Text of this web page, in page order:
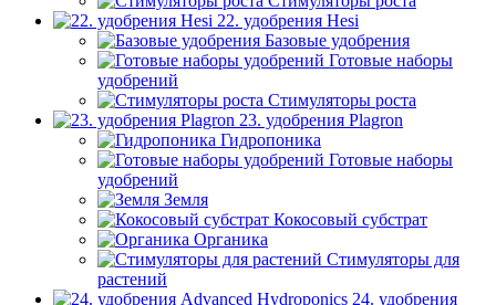
22. удобрения Hesi
Базовые удобрения
Готовые наборы
удобрений
Стимуляторы роста
23. удобрения Plagron
Гидропоника
Готовые наборы
удобрений
Земля
Кокосовый субстрат
Органика
Стимуляторы для
растений
24. удобрения